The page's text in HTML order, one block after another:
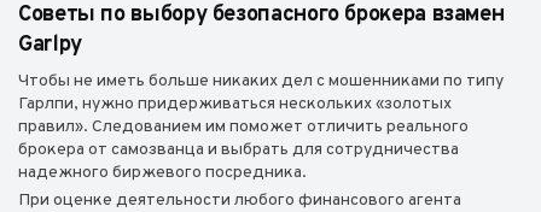
Советы по выбору безопасного брокера взамен
Garlpy
Чтобы не иметь больше никаких дел с мошенниками по типу
Гарлпи, нужно придерживаться нескольких «золотых
правил». Следованием им поможет отличить реального
брокера от самозванца и выбрать для сотрудничества
надежного биржевого посредника.
При оценке деятельности любого финансового агента